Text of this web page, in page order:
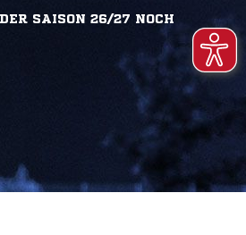
SAISON 26/27 NOCH